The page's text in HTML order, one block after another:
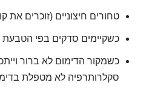
טחורים חיצוניים (זוכרים את
כשקיימים סדקים בפי הטבעת
כשמקור הדימום לא ברור
סקלרותרפיה לא מטפלת